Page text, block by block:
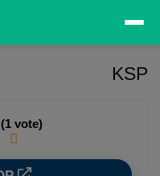
KSP
(1 vote)